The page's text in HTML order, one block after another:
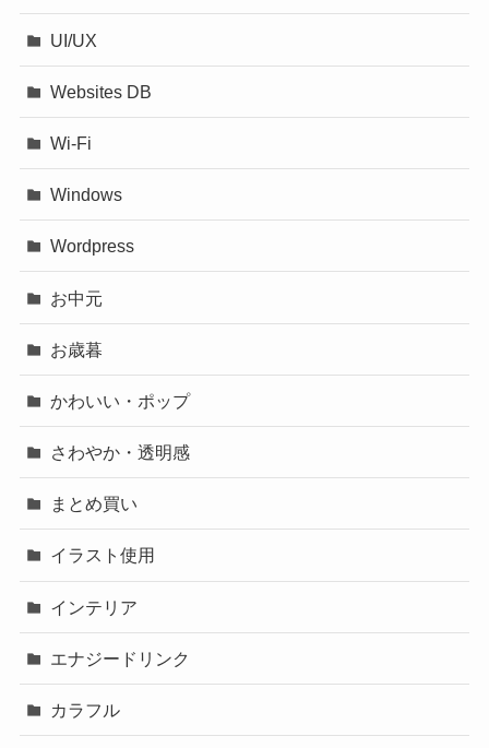
UI/UX
Websites DB
Wi-Fi
Windows
Wordpress
お中元
お歳暮
かわいい・ポップ
さわやか・透明感
まとめ買い
イラスト使用
インテリア
エナジードリンク
カラフル